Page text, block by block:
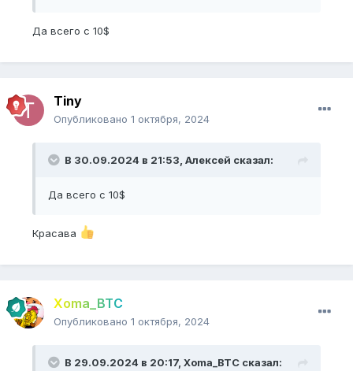
Да всего с 10$
Tiny
Опубликовано 1 октября, 2024
В 30.09.2024 в 21:53, Алексей сказал:
Да всего с 10$
Красава
Xoma_BTC
Опубликовано 1 октября, 2024
В 29.09.2024 в 20:17, Xoma_BTC сказал: